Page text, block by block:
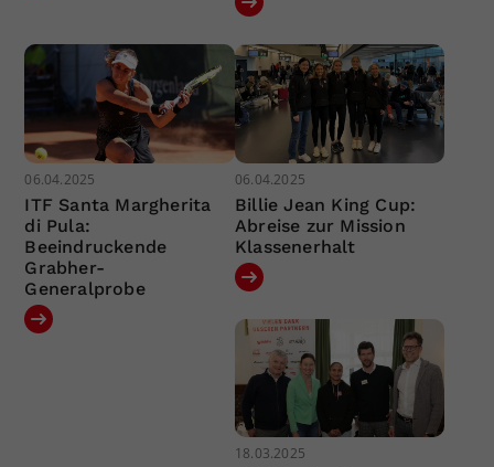
06.04.2025
ITF Santa Margherita
di Pula:
Beeindruckende
Grabher-
Generalprobe
06.04.2025
Billie Jean King Cup:
Abreise zur Mission
Klassenerhalt
18.03.2025